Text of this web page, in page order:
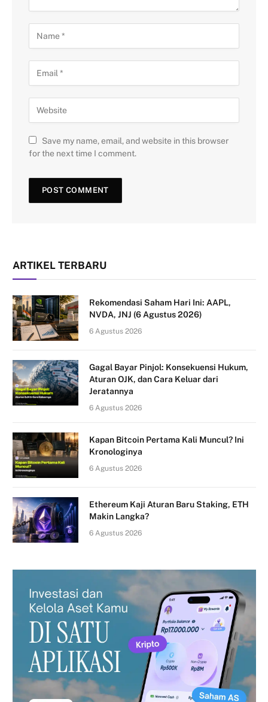
Save my name, email, and website in this browser
for the next time I comment.
ARTIKEL TERBARU
Rekomendasi Saham Hari Ini: AAPL,
NVDA, JNJ (6 Agustus 2026)
6 Agustus 2026
Gagal Bayar Pinjol: Konsekuensi Hukum,
Aturan OJK, dan Cara Keluar dari
Jeratannya
6 Agustus 2026
Kapan Bitcoin Pertama Kali Muncul? Ini
Kronologinya
6 Agustus 2026
Ethereum Kaji Aturan Baru Staking, ETH
Makin Langka?
6 Agustus 2026